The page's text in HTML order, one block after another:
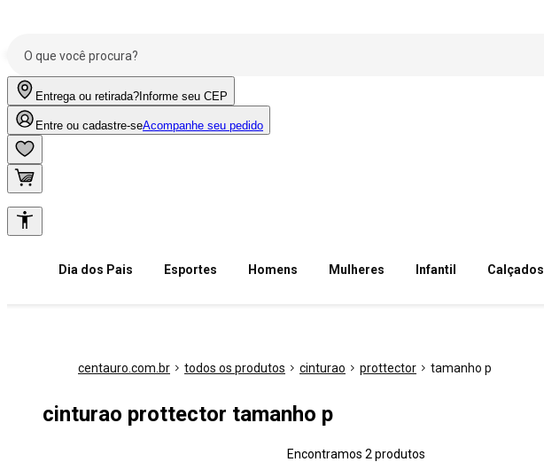
Entrega ou retirada? Informe seu CEP
Entre ou cadastre-seAcompanhe seu pedido
Dia dos Pais Esportes Homens Mulheres Infantil Calçados
centauro.com.br todos os produtos cinturao prottector tamanho p
cinturao prottector tamanho p
Encontramos 2 produtos